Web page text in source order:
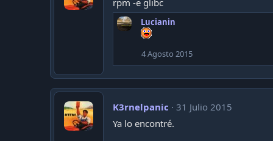
rpm -e glibc
Lucianin
4 Agosto 2015
K3rnelpanic
31 Julio 2015
Ya lo encontré.